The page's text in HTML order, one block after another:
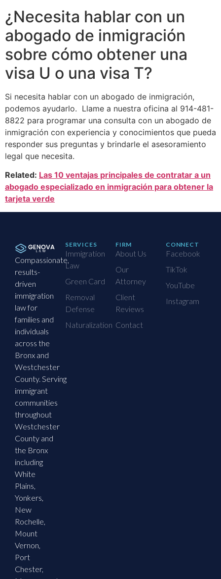
¿Necesita hablar con un
abogado de inmigración
sobre cómo obtener una
visa U o una visa T?
Si necesita hablar con un abogado de inmigración,
podemos ayudarlo. Llame a nuestra oficina al 914-481-
8822 para programar una consulta con un abogado de
inmigración con experiencia y conocimientos que pueda
responder sus preguntas y brindarle el asesoramiento
legal que necesita.
Related: Las 10 ventajas principales de contratar a un
abogado especializado en inmigración para obtener la
tarjeta verde
Compassionate,
results-
driven
immigration
law for
families and
individuals
across the
Bronx and
Westchester
County. Serving
immigrant
communities
throughout
Westchester
County and
the Bronx
including
White
Plains,
Yonkers,
New
Rochelle,
Mount
Vernon,
Port
Chester,
SERVICES
Immigration
Law
Green Card
Removal
Defense
Naturalization
FIRM
About Us
Our
Attorney
Client
Reviews
Contact
CONNECT
Facebook
TikTok
YouTube
Instagram